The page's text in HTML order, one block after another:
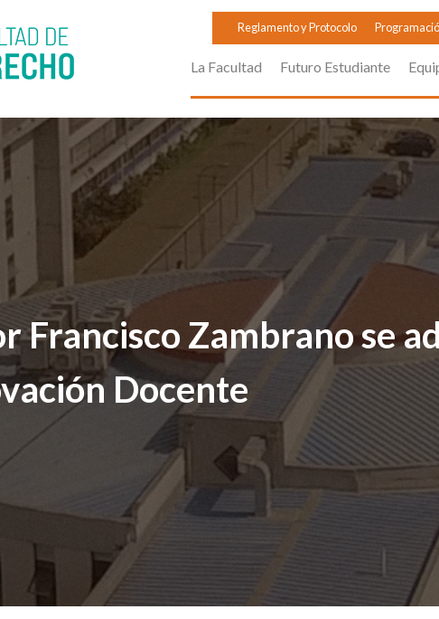
Reglamento y Protocolo
La Facultad Futuro Estudiante
Francisco Zambrano se
Docente